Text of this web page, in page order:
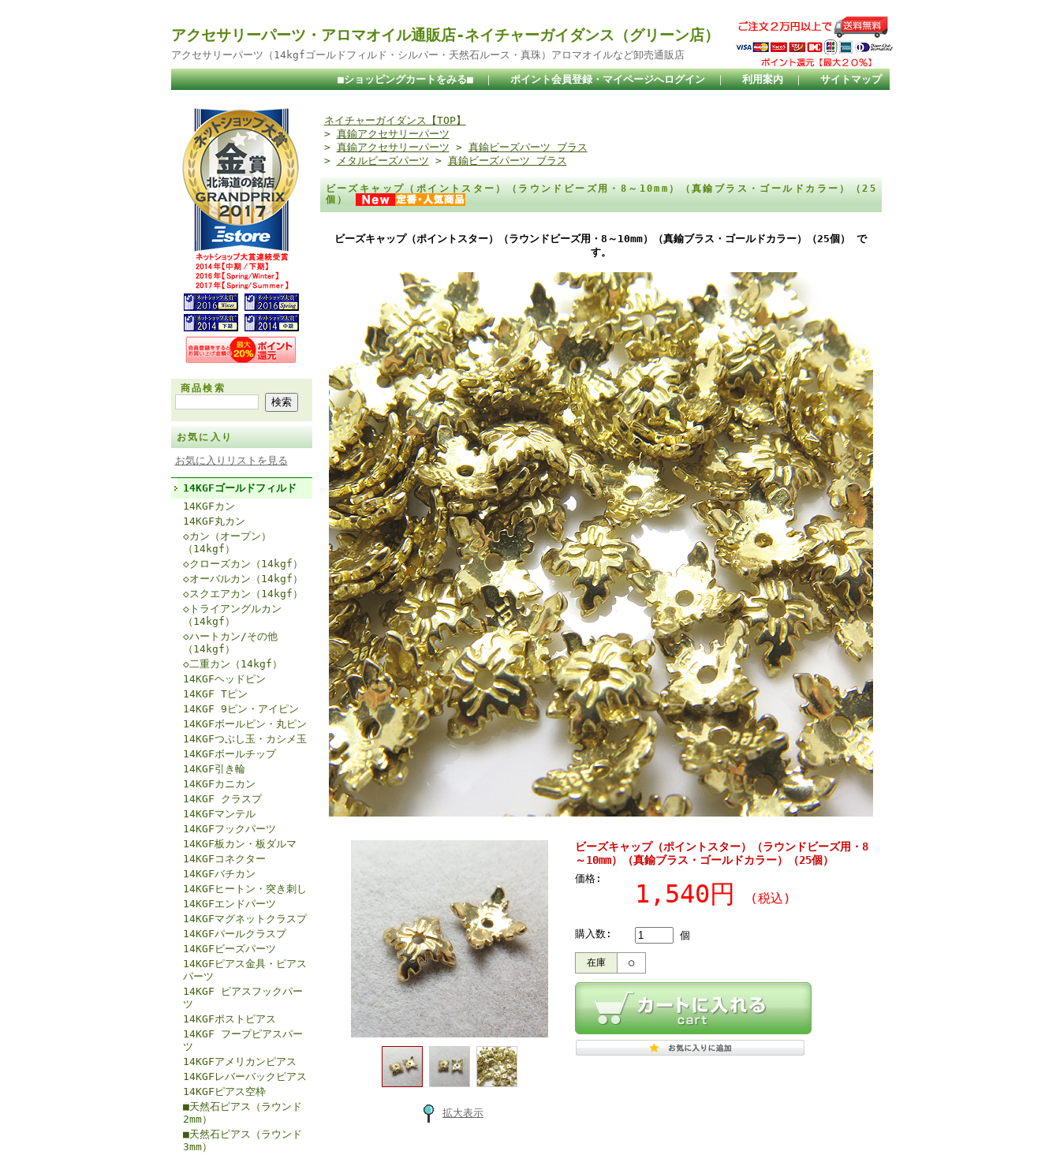
アクセサリーパーツ・アロマオイル通販店-ネイチャーガイダンス（グリーン店）
アクセサリーパーツ（14kgfゴールドフィルド・シルバー・天然石ルース・真珠）アロマオイルなど卸売通販店
■ショッピングカートをみる■ ｜ ポイント会員登録・マイページへログイン ｜ 利用案内 ｜ サイトマップ
商品検索
お気に入り
お気に入りリストを見る
14KGFゴールドフィルド
14KGFカン
14KGF丸カン
◇カン（オープン）
（14kgf）
◇クローズカン（14kgf）
◇オーバルカン（14kgf）
◇スクエアカン（14kgf）
◇トライアングルカン
（14kgf）
◇ハートカン/その他
（14kgf）
◇二重カン（14kgf）
14KGFヘッドピン
14KGF Tピン
14KGF 9ピン・アイピン
14KGFボールピン・丸ピン
14KGFつぶし玉・カシメ玉
14KGFボールチップ
14KGF引き輪
14KGFカニカン
14KGF クラスプ
14KGFマンテル
14KGFフックパーツ
14KGF板カン・板ダルマ
14KGFコネクター
14KGFバチカン
14KGFヒートン・突き刺し
14KGFエンドパーツ
14KGFマグネットクラスプ
14KGFパールクラスプ
14KGFビーズパーツ
14KGFピアス金具・ピアス
パーツ
14KGF ピアスフックパー
ツ
14KGFポストピアス
14KGF フープピアスパー
ツ
14KGFアメリカンピアス
14KGFレバーバックピアス
14KGFピアス空枠
■天然石ピアス（ラウンド
2mm）
■天然石ピアス（ラウンド
3mm）
ネイチャーガイダンス【TOP】
> 真鍮アクセサリーパーツ
> 真鍮アクセサリーパーツ > 真鍮ビーズパーツ ブラス
>
メタルビーズパーツ > 真鍮ビーズパーツ ブラス
ビーズキャップ（ポイントスター）（ラウンドビーズ用・8～10mm）（真鍮ブラス・ゴールドカラー）（25
個）
ビーズキャップ（ポイントスター）（ラウンドビーズ用・8～10mm）（真鍮ブラス・ゴールドカラー）（25個） で
す。
拡大表示
ビーズキャップ（ポイントスター）（ラウンドビーズ用・8
～10mm）（真鍮ブラス・ゴールドカラー）（25個）
価格:
1,540円 (税込)
購入数: 個
在庫 ○